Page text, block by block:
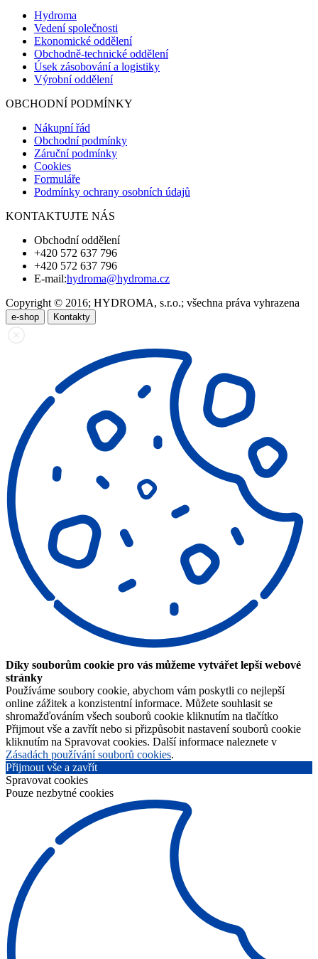
Hydroma
Vedení společnosti
Ekonomické oddělení
Obchodně-technické oddělení
Úsek zásobování a logistiky
Výrobní oddělení
OBCHODNÍ PODMÍNKY
Nákupní řád
Obchodní podmínky
Záruční podmínky
Cookies
Formuláře
Podmínky ochrany osobních údajů
KONTAKTUJTE NÁS
Obchodní oddělení
+420 572 637 796
+420 572 637 796
E-mail:hydroma@hydroma.cz
Copyright © 2016; HYDROMA, s.r.o.; všechna práva vyhrazena
e-shop Kontakty
Díky souborům cookie pro vás můžeme vytvářet lepší webové
stránky
Používáme soubory cookie, abychom vám poskytli co nejlepší
online zážitek a konzistentní informace. Můžete souhlasit se
shromažďováním všech souborů cookie kliknutím na tlačítko
Přijmout vše a zavřít nebo si přizpůsobit nastavení souborů cookie
kliknutím na Spravovat cookies. Další informace naleznete v
Zásadách používání souborů cookies.
Přijmout vše a zavřít
Spravovat cookies
Pouze nezbytné cookies